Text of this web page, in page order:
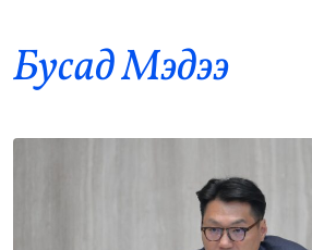
9
Б.Пүрэвдагва: 8 салбарын
үйлчилгээний бүртгэлийг
Нийслэл/Б. Ариунаа • 31 цаг 17
Оросоос 301 вагон шатахуун
Бусад Mэдээ